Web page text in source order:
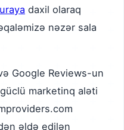
daxil olaraq
nəzər sala
Google Reviews-un
marketinq aləti
əldə edilən